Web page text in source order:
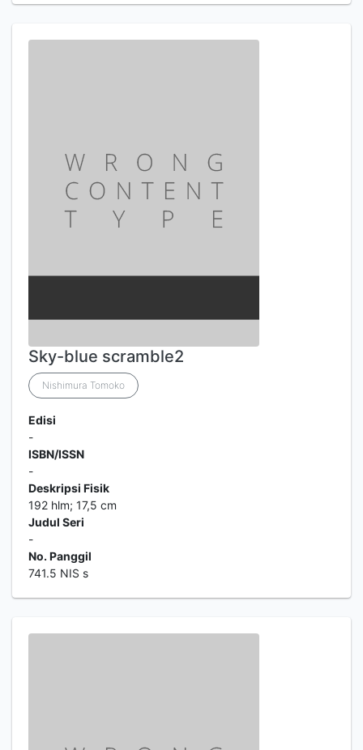
Sky-blue scramble2
Nishimura Tomoko
Edisi
-
ISBN/ISSN
-
Deskripsi Fisik
192 hlm; 17,5 cm
Judul Seri
-
No. Panggil
741.5 NIS s